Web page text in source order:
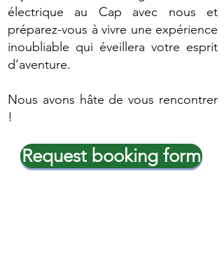
électrique au Cap avec nous et
préparez-vous à vivre une expérience
inoubliable qui éveillera votre esprit
d’aventure.
Nous avons hâte de vous rencontrer
!
Request booking form